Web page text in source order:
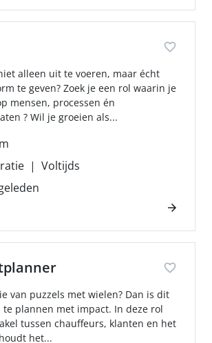
alleen uit te voeren, maar écht
te geven? Zoek je een rol waarin je
mensen, processen én
? Wil je groeien als...
Voltijds
van puzzels met wielen? Dan is dit
te plannen met impact. In deze rol
tussen chauffeurs, klanten en het
het...